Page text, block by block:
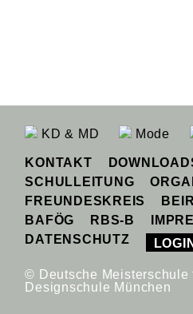
KD & MD Mode
KONTAKT
SCHULLEITUNG
FREUNDESKREIS
BAFÖG
RBS-B
DATENSCHUTZ
LOGIN
© Deutsche Meisterschule
Designschule München